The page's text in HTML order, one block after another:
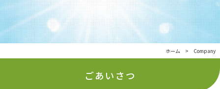
ホーム > Company
ごあいさつ